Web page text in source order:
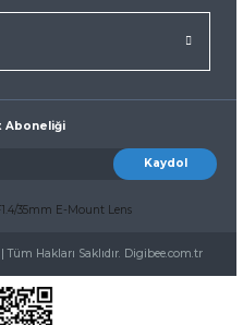
Aboneliği
Kaydol
Hakları Saklıdır. Digibee.com.tr